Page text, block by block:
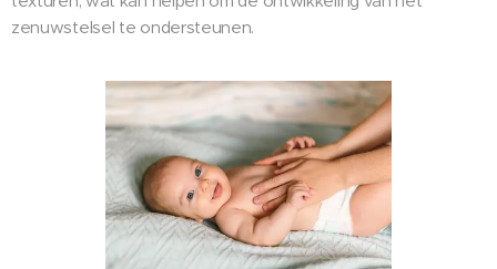
zenuwstelsel te ondersteunen.